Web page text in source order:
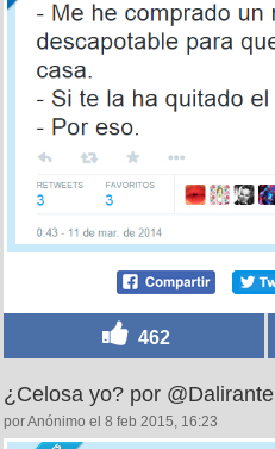
462
¿Celosa yo? por @Dalirante
por Anónimo el 8 feb 2015, 16:23